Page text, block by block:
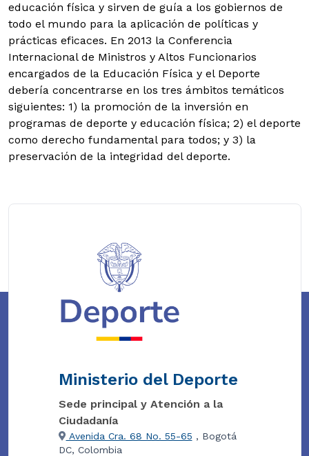
educación física y sirven de guía a los gobiernos de
todo el mundo para la aplicación de políticas y
prácticas eficaces. En 2013 la Conferencia
Internacional de Ministros y Altos Funcionarios
encargados de la Educación Física y el Deporte
debería concentrarse en los tres ámbitos temáticos
siguientes: 1) la promoción de la inversión en
programas de deporte y educación física; 2) el deporte
como derecho fundamental para todos; y 3) la
preservación de la integridad del deporte.
Ministerio del Deporte
Sede principal y Atención a la
Ciudadanía
Avenida Cra. 68 No. 55-65 , Bogotá
DC, Colombia